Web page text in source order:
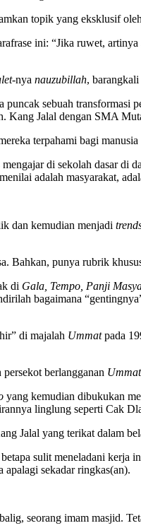
topik yang eksklusif
ini: “Jika ruwet,
-nya nauzubillah,
sebuah transformasi
Kang Jalal dengan SMA
terpahami bagi
di sekolah dasar di
adalah masyarakat,
dan kemudian menjadi
Bahkan, punya rubrik
di Gala, Tempo, Panji
bagaimana
di majalah Ummatpada
berlangganan Ummat
yang kemudian dibukukan
linglung seperti Cak
Jalal yang terikat dalam
sulit meneladani
sekadar ringkas(an).
seorang imam masjid.